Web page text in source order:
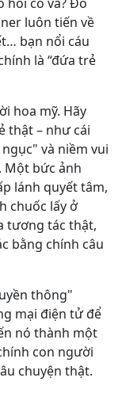
luôn tiến về
bạn nổi cáu
là “đứa trẻ
hoa mỹ. Hãy
thật – như cái
và niềm vui
Một bức ảnh
lánh quyết tâm,
chuốc lấy ở
tương tác thật,
bằng chính câu
thông"
mại điện tử để
nó thành một
con người
chuyện thật.